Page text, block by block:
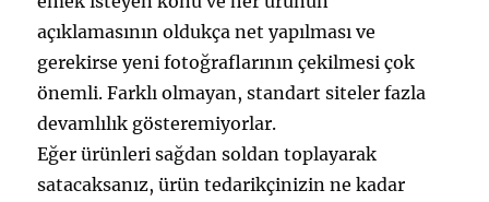
açıklamasının oldukça net yapılması ve
gerekirse yeni fotoğraflarının çekilmesi çok
önemli. Farklı olmayan, standart siteler fazla
devamlılık gösteremiyorlar.
Eğer ürünleri sağdan soldan toplayarak
satacaksanız, ürün tedarikçinizin ne kadar